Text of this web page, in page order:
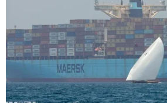
Công ty Phương Đông huy động
quả sai phạm, hoàn nguyên hiện
Đức/TTXVN)
Ngày 26/2, Chủ tịch Ủy ban
Vân Đồn (Quảng Ninh)